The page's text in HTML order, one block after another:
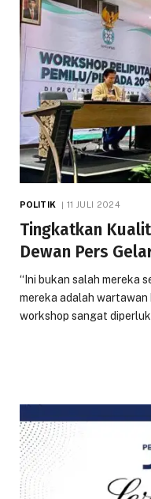
POLITIK 11 JULI 2024
Tingkatkan
Dewan Pers
“Ini bukan salah mereka
mereka adalah wartawan
workshop sangat